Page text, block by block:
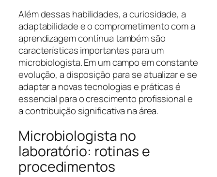
Além dessas habilidades, a curiosidade, a
adaptabilidade e o comprometimento com a
aprendizagem contínua também são
características importantes para um
microbiologista. Em um campo em constante
evolução, a disposição para se atualizar e se
adaptar a novas tecnologias e práticas é
essencial para o crescimento profissional e
a contribuição significativa na área.
Microbiologista no
laboratório: rotinas e
procedimentos